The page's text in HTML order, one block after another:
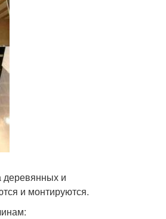
деревянных и
и монтируются.